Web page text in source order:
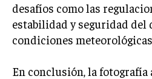
desafíos como las
estabilidad y seguridad del
condiciones
En conclusión, la fotografía